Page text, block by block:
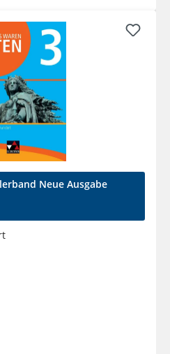
Neue Ausgabe